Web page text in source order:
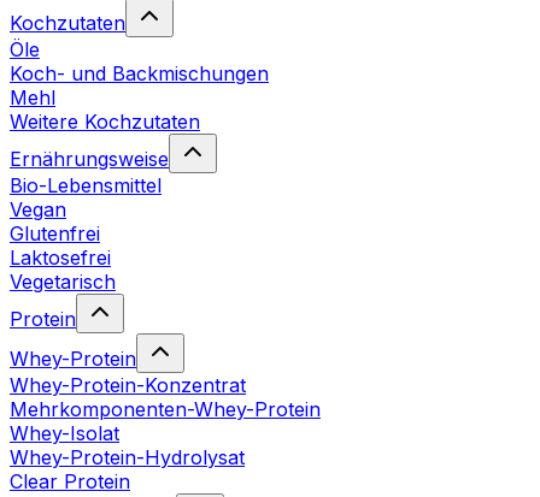
Kochzutaten
Öle
Koch- und Backmischungen
Mehl
Weitere Kochzutaten
Ernährungsweise
Bio-Lebensmittel
Vegan
Glutenfrei
Laktosefrei
Vegetarisch
Protein
Whey-Protein
Whey-Protein-Konzentrat
Mehrkomponenten-Whey-Protein
Whey-Isolat
Whey-Protein-Hydrolysat
Clear Protein